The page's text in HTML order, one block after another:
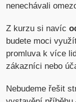
nenechávali
Z kurzu si navíc
budete moci
promluva k více
zákazníci nebo
Nebudeme řešit